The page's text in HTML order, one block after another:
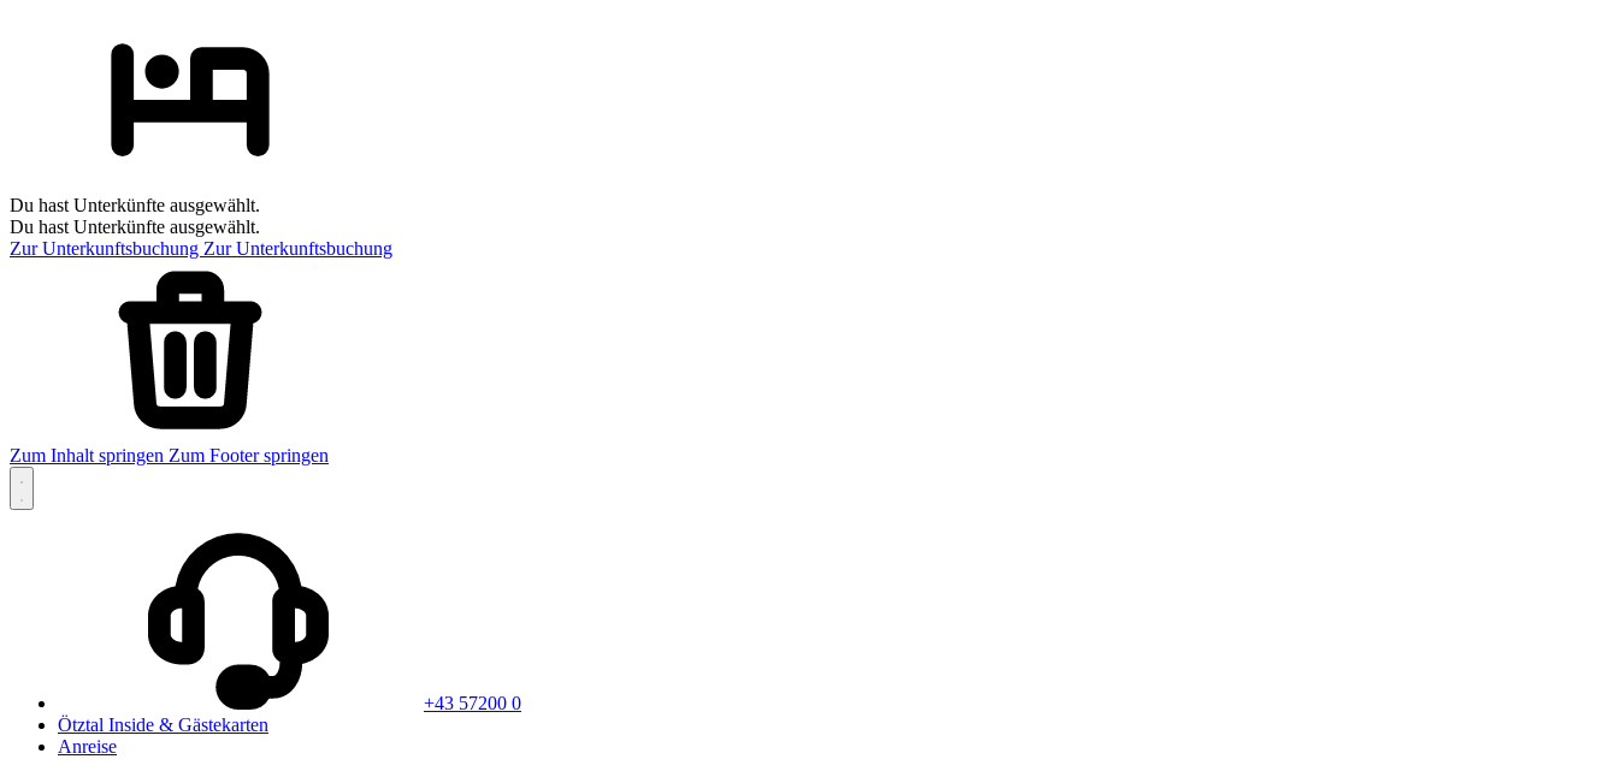
Du hast Unterkünfte ausgewählt.
Du hast Unterkünfte ausgewählt.
Zur Unterkunftsbuchung Zur Unterkunftsbuchung
Zum Inhalt springen Zum Footer springen
+43 57200 0
Ötztal Inside & Gästekarten
Anreise